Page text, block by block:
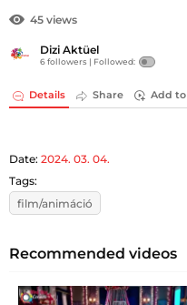
45 views
Dizi Aktüel
6 followers | Followed:
Details Share Add to
Date: 2024. 03. 04.
Tags:
film/animáció
Recommended videos